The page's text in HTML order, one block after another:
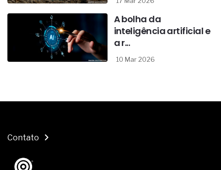
A bolha da
inteligência artificial e
a r...
10 Mar 2026
Contato